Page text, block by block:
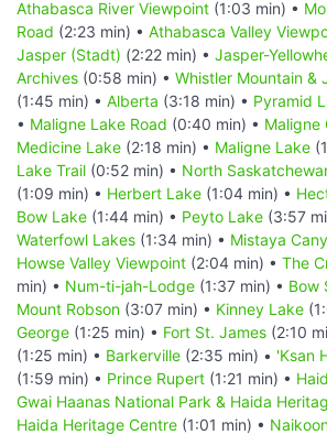
Athabasca River Viewpoint (1:03 min) •
Road (2:23 min) • Athabasca Valley
Jasper (Stadt) (2:22 min) • Jasper-
Archives (0:58 min) • Whistler Mountain &
(1:45 min) • Alberta (3:18 min) • Pyramid
• Maligne Lake Road (0:40 min) • Maligne
Medicine Lake (2:18 min) • Maligne Lake
Lake Trail (0:52 min) • North
(1:09 min) • Herbert Lake (1:04 min) •
Bow Lake (1:44 min) • Peyto Lake (3:57
Waterfowl Lakes (1:34 min) • Mistaya
Howse Valley Viewpoint (2:04 min) • The
min) • Num-ti-jah-Lodge (1:37 min) • Bow
Mount Robson (3:07 min) • Kinney Lake
George (1:25 min) • Fort St. James (2:10
(1:25 min) • Barkerville (2:35 min) • 'Ksan
(1:59 min) • Prince Rupert (1:21 min) •
Gwai Haanas National Park & Haida
Haida Heritage Centre (1:01 min) •